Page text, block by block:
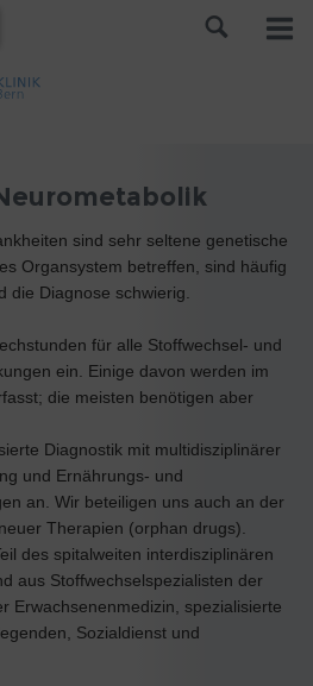
sind sehr seltene genetische
Organsystem betreffen, sind häufig
die Diagnose schwierig.
für alle Stoffwechsel- und
ein. Einige davon werden im
die meisten benötigen aber
Diagnostik mit multidisziplinärer
und Ernährungs- und
an. Wir beteiligen uns auch an der
Therapien (orphan drugs).
des spitalweiten interdisziplinären
aus Stoffwechselspezialisten der
Erwachsenenmedizin, spezialisierte
Sozialdienst und